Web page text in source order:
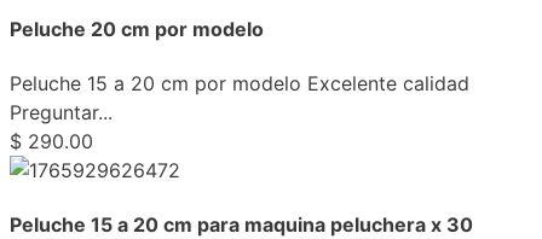
Peluche 20 cm por modelo
Peluche 15 a 20 cm por modelo Excelente calidad
Preguntar...
$ 290.00
Peluche 15 a 20 cm para maquina peluchera x 30